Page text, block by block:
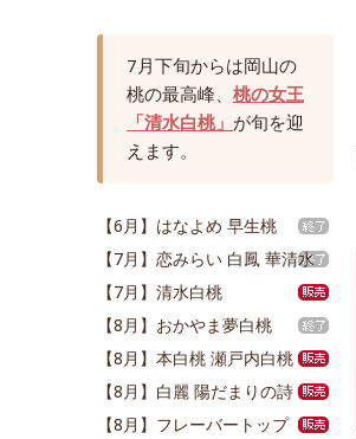
7月下旬からは岡山の
桃の最高峰、 桃の女王
「清水白桃」 が旬を迎
えます。
【6月】はなよめ 早生桃
【7月】恋みらい 白鳳 華清水
【7月】清水白桃
【8月】おかやま夢白桃
【8月】本白桃 瀬戸内白桃
【8月】白麗 陽だまりの詩
【8月】フレーバートップ